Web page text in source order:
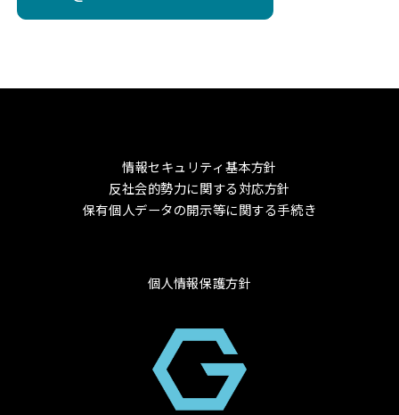
情報セキュリティ基本方針
反社会的勢力に関する対応方針
保有個人データの開示等に関する手続き
個人情報保護方針